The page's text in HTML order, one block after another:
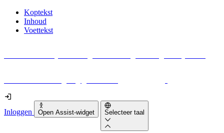
Koptekst
Inhoud
Voettekst
Inloggen Open Assist-widget Selecteer taal